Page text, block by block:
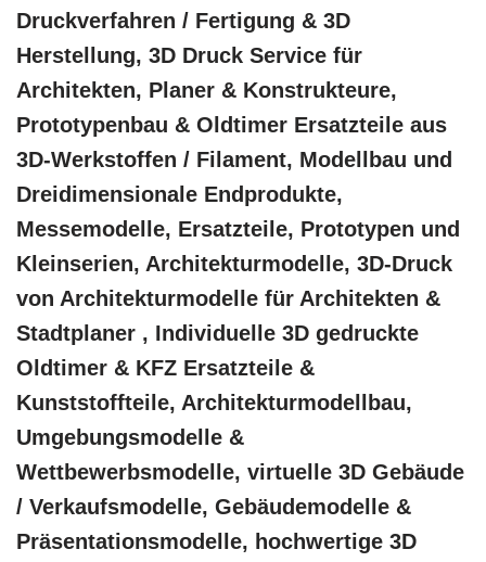
Druckverfahren / Fertigung & 3D
Herstellung, 3D Druck Service für
Architekten, Planer & Konstrukteure,
Prototypenbau & Oldtimer Ersatzteile aus
3D-Werkstoffen / Filament, Modellbau und
Dreidimensionale Endprodukte,
Messemodelle, Ersatzteile, Prototypen und
Kleinserien, Architekturmodelle, 3D-Druck
von Architekturmodelle für Architekten &
Stadtplaner , Individuelle 3D gedruckte
Oldtimer & KFZ Ersatzteile &
Kunststoffteile, Architekturmodellbau,
Umgebungsmodelle &
Wettbewerbsmodelle, virtuelle 3D Gebäude
/ Verkaufsmodelle, Gebäudemodelle &
Präsentationsmodelle, hochwertige 3D